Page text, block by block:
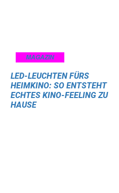
MAGAZIN
LED-LEUCHTEN FÜRS
HEIMKINO: SO ENTSTEHT
ECHTES KINO-FEELING ZU
HAUSE